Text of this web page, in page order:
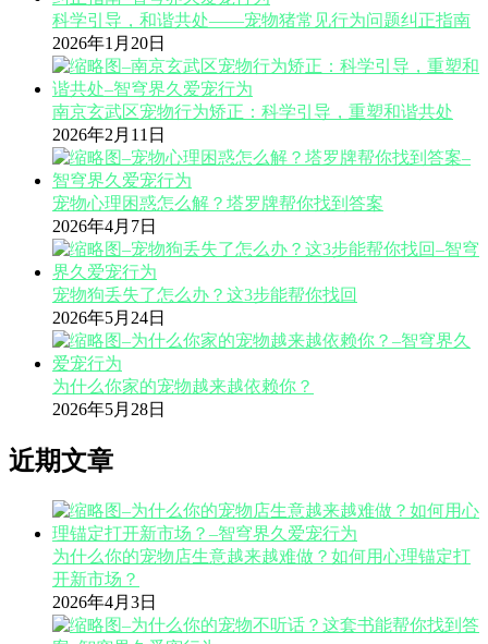
科学引导，和谐共处——宠物猪常见行为问题纠正指南
2026年1月20日
南京玄武区宠物行为矫正：科学引导，重塑和谐共处
2026年2月11日
宠物心理困惑怎么解？塔罗牌帮你找到答案
2026年4月7日
宠物狗丢失了怎么办？这3步能帮你找回
2026年5月24日
为什么你家的宠物越来越依赖你？
2026年5月28日
近期文章
为什么你的宠物店生意越来越难做？如何用心理锚定打
开新市场？
2026年4月3日